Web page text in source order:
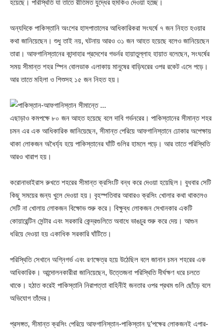
হয়েছে। পরিস্থিতি যা তাতে রীতিমত যুদ্ধের হুমকিও দেওয়া হচ্ছে।
অন্যদিকে পাকিস্তানি অংশের হাসপাতালের আধিকারিকরা সংঘর্ষে ৭ জন নিহত হওয়ার
কথা জানিয়েছেন। শুধু তাই নয়, ঘটনায় আরও ৩১ জন আহত হয়েছে বলেও জানিয়েছেন
তারা। আফগানিস্তানের কান্দাহার প্রদেশের গভর্নর হায়াতুল্লাহ হায়াত বলেছেন, সংঘর্ষের
সময় সীমান্ত শহর স্পিন বোলডাক এলাকায় মানুষের বাড়িঘরের ওপর রকেট এসে পড়ে।
আর তাতে মহিলা ও শিশুসহ ১৫ জন নিহত হয়।
এছাড়াও কমপক্ষে ৮০ জন আহত হয়েছে বলে দাবি গর্ভনরের। পাকিস্তানের সীমান্ত শহর
চমন এর এক আধিকারিক জানিয়েছেন, সীমান্ত পেরিয়ে আফগানিস্তানে ঢোকার অপেক্ষায়
থাকা লোকজন অধৈর্য্য হয়ে পাকিস্তানের ঘাঁটি গুলির হামলে পড়ে। আর তাতে পরিস্থিতি
আরও খারাপ হয়।
করোনাভাইরাস রুখতে শহরের সীমান্ত ক্রসিংটি বন্ধ করে দেওয়া হয়েছিল। বুধবার সেটি
কিছু সময়ের জন্য খুলে দেওয়া হয়। বৃহস্পতিবার আবারও ক্রসিং খোলার কথা থাকলেও
সেটি না খোলায় লোকজন বিক্ষোভ শুরু করে। বিক্ষুব্ধ লোকজন সেখানকার একটি
কোয়ারেন্টিন সেন্টার এবং সরকারি কেন্দ্রগুলিতে অবাধে ভাঙচুর শুরু করে দেয়। আগুন
ধরিয়ে দেওয়া হয় একাধিক সরকারি ঘাঁটিতে।
পরিস্থিতি সেখানে অগ্নিগর্ভ এবং রণক্ষেত্র হয়ে উঠেছিল বলে জানান চমন শহরের এক
আধিকারিক। আন্দোলনকারীরা জানিয়েছেন, উত্তেজনা পরিস্থিতি দীর্ঘক্ষণ ধরে চলতে
থাকে। হঠাত করেই পাকিস্তানি নিরাপত্তা বাহিনীই জনতার ওপর প্রথম গুলি ছোঁড়ে বলে
অভিযোগ তাঁদের।
প্রসঙ্গত, সীমান্ত ক্রসিং পেরিয়ে আফগানিস্তান-পাকিস্তান দু’পক্ষের লোকজনই এপার-